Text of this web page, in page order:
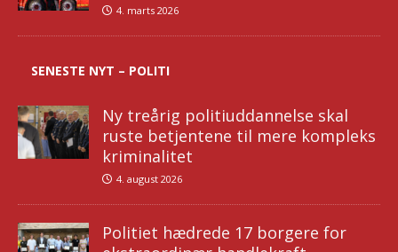
4. marts 2026
SENESTE NYT – POLITI
Ny treårig politiuddannelse skal
ruste betjentene til mere kompleks
kriminalitet
4. august 2026
Politiet hædrede 17 borgere for